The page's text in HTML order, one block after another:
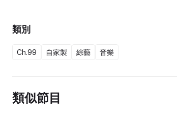
類別
Ch.99 自家製 綜藝 音樂
類似節目